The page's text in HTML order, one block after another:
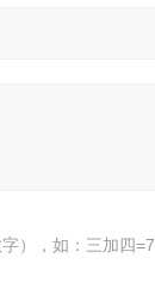
），如：三加四=7